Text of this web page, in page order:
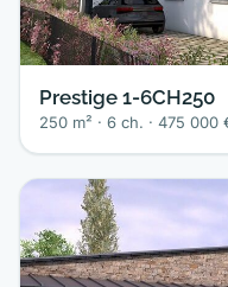
Prestige 1-6CH250
250 m² · 6 ch. · 475 000